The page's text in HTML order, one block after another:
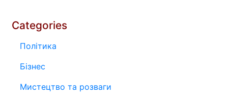
Categories
Політика
Бізнес
Мистецтво та розваги